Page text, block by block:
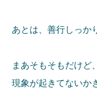
あとは、善行しっか
まあそもそもだけど
現象が起きてないか